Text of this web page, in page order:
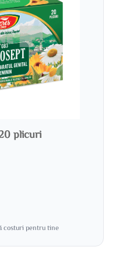
plicuri
costuri pentru tine